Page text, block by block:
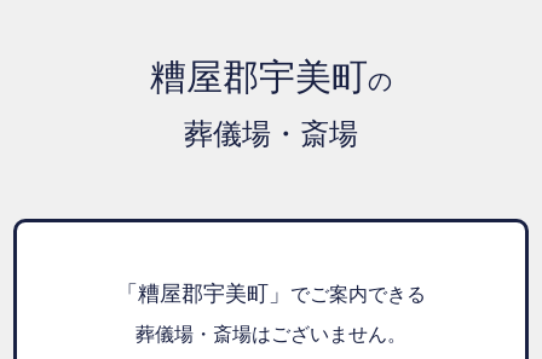
糟屋郡宇美町の
葬儀場・斎場
「糟屋郡宇美町」 でご案内できる
葬儀場・斎場はございません。